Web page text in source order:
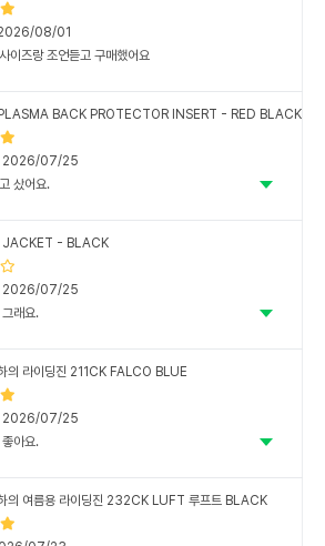
08/01
이즈랑 조언듣고 구매했어요
BACK PROTECTOR INSERT - RED BLACK
07/25
샀어요.
JACKET - BLACK
07/25
래요.
의 라이딩진 211CK FALCO BLUE
07/25
아요.
의 여름용 라이딩진 232CK LUFT 루프트 BLACK